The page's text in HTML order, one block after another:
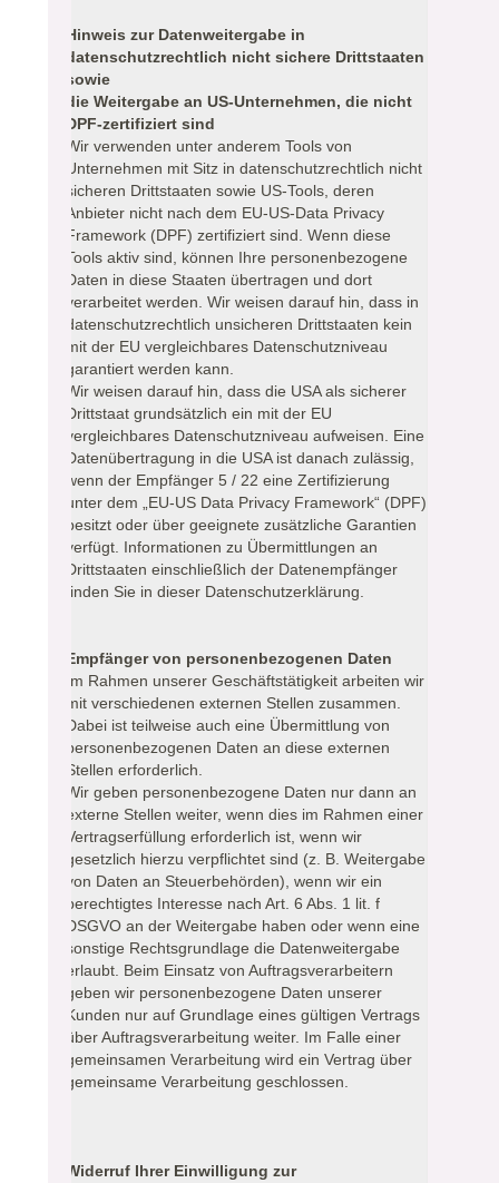
Hinweis zur Datenweitergabe in
datenschutzrechtlich nicht sichere Drittstaaten
sowie
die Weitergabe an US-Unternehmen, die nicht
DPF-zertifiziert sind
Wir verwenden unter anderem Tools von
Unternehmen mit Sitz in datenschutzrechtlich nicht
sicheren Drittstaaten sowie US-Tools, deren
Anbieter nicht nach dem EU-US-Data Privacy
Framework (DPF) zertifiziert sind. Wenn diese
Tools aktiv sind, können Ihre personenbezogene
Daten in diese Staaten übertragen und dort
verarbeitet werden. Wir weisen darauf hin, dass in
datenschutzrechtlich unsicheren Drittstaaten kein
mit der EU vergleichbares Datenschutzniveau
garantiert werden kann.
Wir weisen darauf hin, dass die USA als sicherer
Drittstaat grundsätzlich ein mit der EU
vergleichbares Datenschutzniveau aufweisen. Eine
Datenübertragung in die USA ist danach zulässig,
wenn der Empfänger 5 / 22 eine Zertifizierung
unter dem „EU-US Data Privacy Framework“ (DPF)
besitzt oder über geeignete zusätzliche Garantien
verfügt. Informationen zu Übermittlungen an
Drittstaaten einschließlich der Datenempfänger
finden Sie in dieser Datenschutzerklärung.
Empfänger von personenbezogenen Daten
Im Rahmen unserer Geschäftstätigkeit arbeiten wir
mit verschiedenen externen Stellen zusammen.
Dabei ist teilweise auch eine Übermittlung von
personenbezogenen Daten an diese externen
Stellen erforderlich.
Wir geben personenbezogene Daten nur dann an
externe Stellen weiter, wenn dies im Rahmen einer
Vertragserfüllung erforderlich ist, wenn wir
gesetzlich hierzu verpflichtet sind (z. B. Weitergabe
von Daten an Steuerbehörden), wenn wir ein
berechtigtes Interesse nach Art. 6 Abs. 1 lit. f
DSGVO an der Weitergabe haben oder wenn eine
sonstige Rechtsgrundlage die Datenweitergabe
erlaubt. Beim Einsatz von Auftragsverarbeitern
geben wir personenbezogene Daten unserer
Kunden nur auf Grundlage eines gültigen Vertrags
über Auftragsverarbeitung weiter. Im Falle einer
gemeinsamen Verarbeitung wird ein Vertrag über
gemeinsame Verarbeitung geschlossen.
Widerruf Ihrer Einwilligung zur